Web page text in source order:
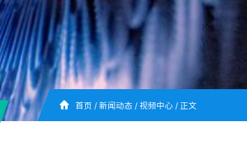
首页 / 新闻动态 / 视频中心 / 正文